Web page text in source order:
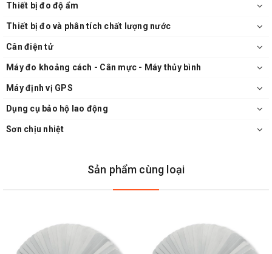
Thiết bị đo độ ẩm
Thiết bị đo và phân tích chất lượng nước
Cân điện tử
Máy đo khoảng cách - Cân mực - Máy thủy bình
Máy định vị GPS
Dụng cụ bảo hộ lao động
Sơn chịu nhiệt
Sản phẩm cùng loại